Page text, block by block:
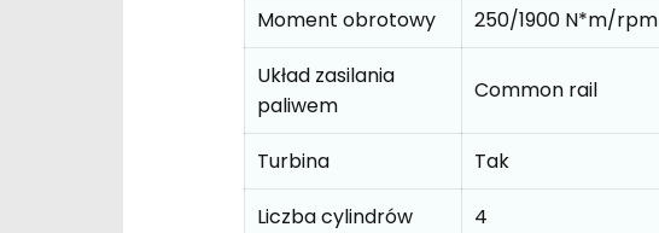
Moment obrotowy
250/1900 N*m/rpm
Układ zasilania
paliwem
Common rail
Turbina
Tak
Liczba cylindrów
4